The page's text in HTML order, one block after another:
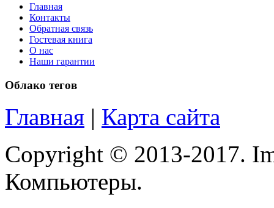
Главная
Контакты
Обратная связь
Гостевая книга
О нас
Наши гарантии
Облако тегов
Главная | Карта сайта
Copyright © 2013-2017.
Компьютеры.